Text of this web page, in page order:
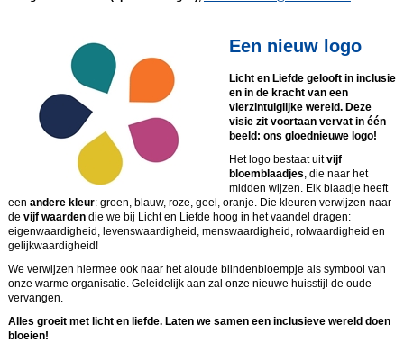
Een nieuw logo
Licht en Liefde gelooft in inclusie
en in de kracht van een
vierzintuiglijke wereld. Deze
visie zit voortaan vervat in één
beeld: ons gloednieuwe logo!
Het logo bestaat uitvijf
bloemblaadjes, die naar het
midden wijzen. Elk blaadje heeft
een andere kleur: groen, blauw, roze, geel, oranje. Die kleuren verwijzen naar
de vijf waardendie we bij Licht en Liefde hoog in het vaandel dragen:
eigenwaardigheid, levenswaardigheid, menswaardigheid, rolwaardigheid en
gelijkwaardigheid!
We verwijzen hiermee ook naar het aloude blindenbloempje als symbool van
onze warme organisatie. Geleidelijk aan zal onze nieuwe huisstijl de oude
vervangen.
Alles groeit met licht en liefde. Laten we samen een inclusieve wereld doen
bloeien!